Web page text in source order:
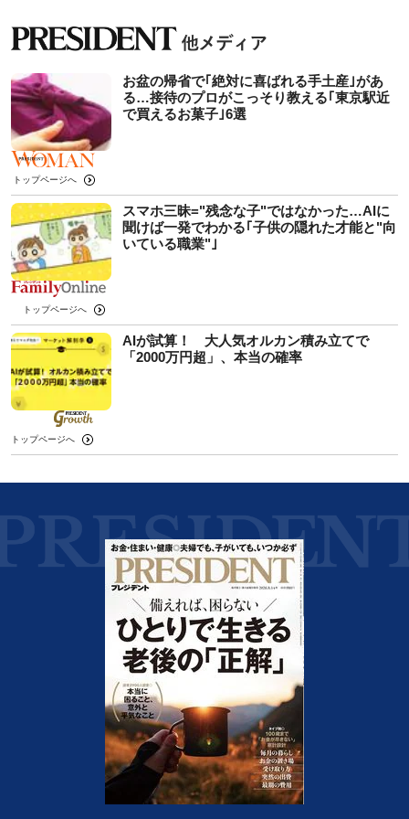
お盆の帰省で｢絶対に喜ばれる手土産｣があ
る…接待のプロがこっそり教える｢東京駅近
で買えるお菓子｣6選
トップページへ
スマホ三昧="残念な子"ではなかった…AIに
聞けば一発でわかる｢子供の隠れた才能と"向
いている職業"｣
トップページへ
AIが試算！ 大人気オルカン積み立てで
「2000万円超」、本当の確率
トップページへ